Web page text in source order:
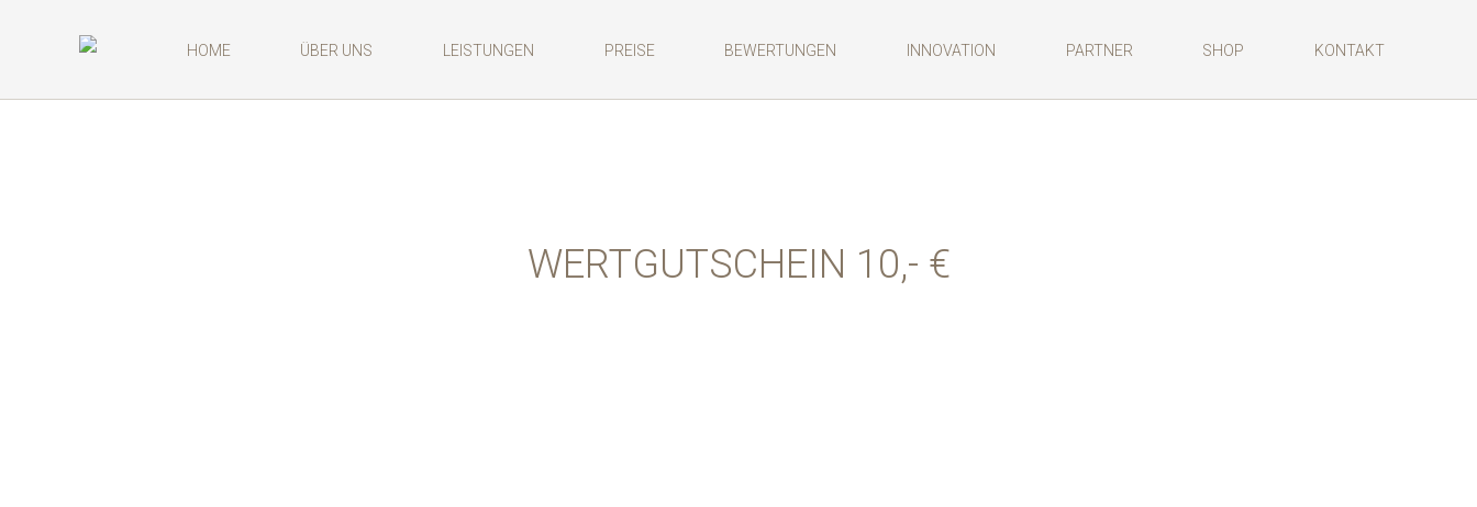
HOME ÜBER UNS LEISTUNGEN PREISE BEWERTUNGEN INNOVATION PARTNER SHOP KONTAKT
WERTGUTSCHEIN 10,- €